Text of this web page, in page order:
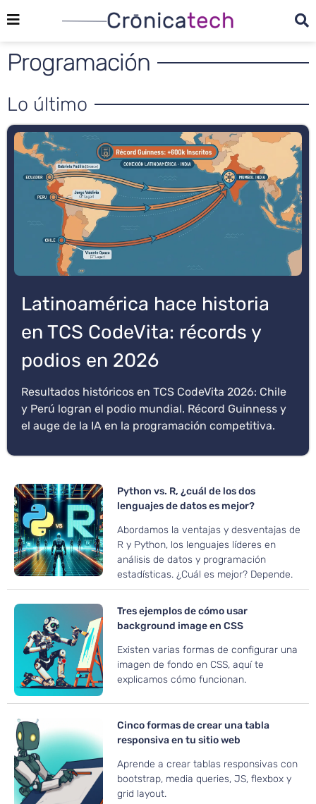
Programación
Lo último
Latinoamérica hace historia
en TCS CodeVita: récords y
podios en 2026
Resultados históricos en TCS CodeVita 2026: Chile
y Perú logran el podio mundial. Récord Guinness y
el auge de la IA en la programación competitiva.
Python vs. R, ¿cuál de los dos
lenguajes de datos es mejor?
Abordamos la ventajas y desventajas de
R y Python, los lenguajes líderes en
análisis de datos y programación
estadísticas. ¿Cuál es mejor? Depende.
Tres ejemplos de cómo usar
background image en CSS
Existen varias formas de configurar una
imagen de fondo en CSS, aquí te
explicamos cómo funcionan.
Cinco formas de crear una tabla
responsiva en tu sitio web
Aprende a crear tablas responsivas con
bootstrap, media queries, JS, flexbox y
grid layout.